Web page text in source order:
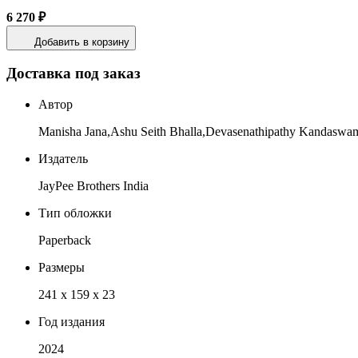
6 270 ₽
Добавить в корзину
Доставка под заказ
Автор
Manisha Jana,Ashu Seith Bhalla,Devasenathipathy
Издатель
JayPee Brothers India
Тип обложки
Paperback
Размеры
241 x 159 x 23
Год издания
2024